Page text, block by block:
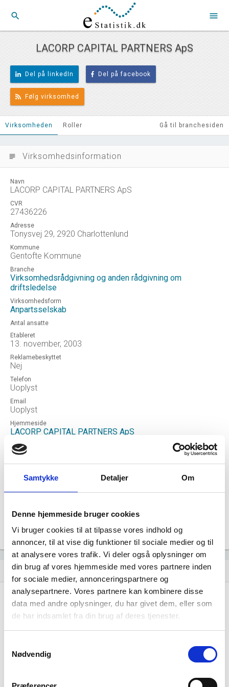
Samtykke Detaljer Om
Denne hjemmeside bruger cookies
Vi bruger cookies til at tilpasse vores indhold og
annoncer, til at vise dig funktioner til sociale medier og til
at analysere vores trafik. Vi deler også oplysninger om
din brug af vores hjemmeside med vores partnere inden
for sociale medier, annonceringspartnere og
analysepartnere. Vores partnere kan kombinere disse
data med andre oplysninger, du har givet dem, eller som
de har indsamlet fra din brug af deres tjenester.
Nødvendig
search menu
LACORP CAPITAL PARTNERS ApS
Del på linkedIn Del på facebook
Følg virksomhed
Virksomheden Roller Gå til branchesiden
subject Virksomhedsinformation
Navn
LACORP CAPITAL PARTNERS ApS
CVR
27436226
Adresse
Tonysvej 29, 2920 Charlottenlund
Kommune
Gentofte Kommune
Branche
Virksomhedsrådgivning og anden rådgivning om
driftsledelse
Virksomhedsform
Anpartsselskab
Antal ansatte
Etableret
13. november, 2003
Reklamebeskyttet
Nej
Telefon
Uoplyst
Email
Uoplyst
Hjemmeside
LACORP CAPITAL PARTNERS ApS
Status
OPLØSTEFTERERKLÆRING
ECOMENTOR - STATSAUTORISERET
REVISIONSAKTIESELSKAB
Uoplyst
show_chart Udvikling i antal ansatte
50 - 99
50 - 99
500 - 999
500 - 999
1000+
1000+